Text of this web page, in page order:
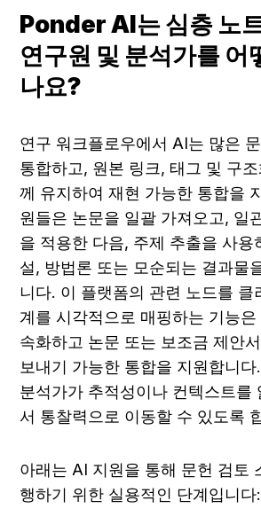
Ponder AI는 심층 노
연구원 및 분석가를 어
나요?
연구 워크플로우에서 AI는 많은
통합하고, 원본 링크, 태그 및 구
께 유지하여 재현 가능한 통합을
원들은 논문을 일괄 가져오고, 일
을 적용한 다음, 주제 추출을 사용
설, 방법론 또는 모순되는 결과물
니다. 이 플랫폼의 관련 노드를 클
계를 시각적으로 매핑하는 기능
속화하고 논문 또는 보조금 제안
보내기 가능한 통합을 지원합니
분석가가 추적성이나 컨텍스트를
서 통찰력으로 이동할 수 있도록
아래는 AI 지원을 통해 문헌 검토
행하기 위한 실용적인 단계입니다: